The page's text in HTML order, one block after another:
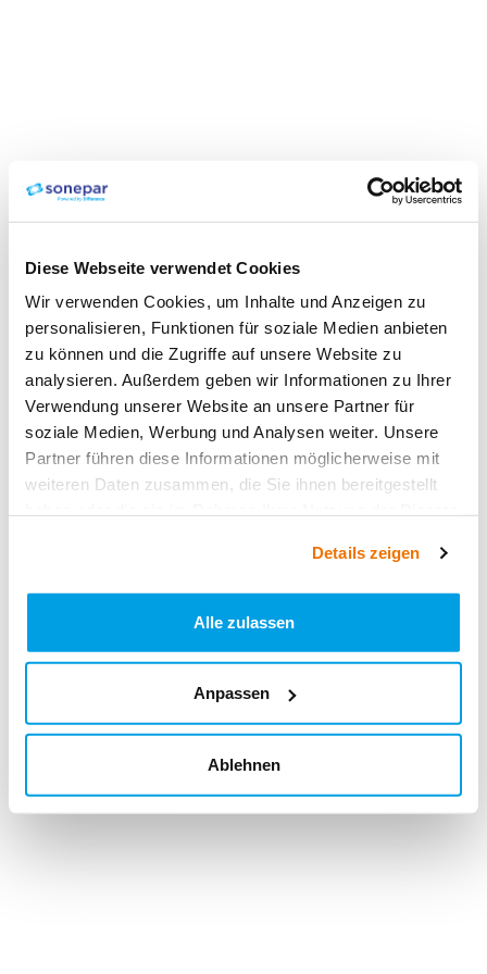
Diese Webseite verwendet Cookies
Wir verwenden Cookies, um Inhalte und Anzeigen zu
personalisieren, Funktionen für soziale Medien anbieten
zu können und die Zugriffe auf unsere Website zu
analysieren. Außerdem geben wir Informationen zu Ihrer
Verwendung unserer Website an unsere Partner für
soziale Medien, Werbung und Analysen weiter. Unsere
Partner führen diese Informationen möglicherweise mit
weiteren Daten zusammen, die Sie ihnen bereitgestellt
Details zeigen
Alle zulassen
Anpassen
Ablehnen